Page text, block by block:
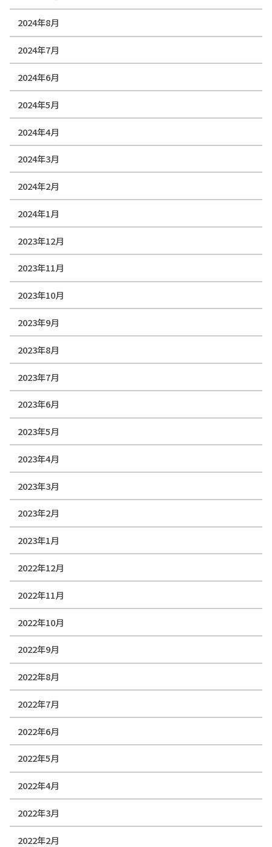
2024年8月
2024年7月
2024年6月
2024年5月
2024年4月
2024年3月
2024年2月
2024年1月
2023年12月
2023年11月
2023年10月
2023年9月
2023年8月
2023年7月
2023年6月
2023年5月
2023年4月
2023年3月
2023年2月
2023年1月
2022年12月
2022年11月
2022年10月
2022年9月
2022年8月
2022年7月
2022年6月
2022年5月
2022年4月
2022年3月
2022年2月